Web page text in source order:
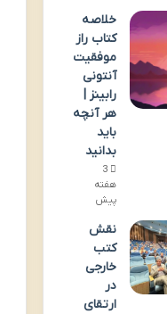
خلاصه
کتاب راز
موفقیت
آنتونی
رابینز |
هر آنچه
باید
بدانید
3
هفته
پیش
نقش
کتب
خارجی
در
ارتقای